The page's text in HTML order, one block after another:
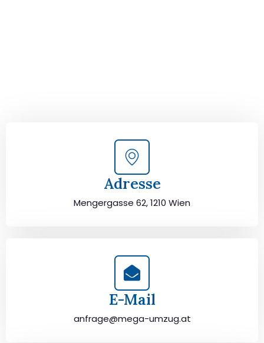
Adresse
Mengergasse 62, 1210 Wien
E-Mail
anfrage@mega-umzug.at